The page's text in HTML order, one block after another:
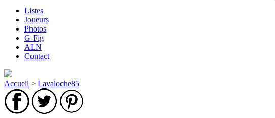
Listes
Joueurs
Photos
G-Fig
ALN
Contact
Accueil > Lavaloche85